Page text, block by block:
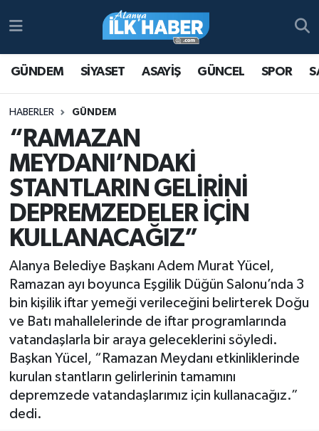
GÜNDEM SİYASET ASAYİŞ GÜNCEL SPOR
HABERLER GÜNDEM
“RAMAZAN
MEYDANI’NDAKİ
STANTLARIN GELİRİNİ
DEPREMZEDELER İÇİN
KULLANACAĞIZ”
Alanya Belediye Başkanı Adem Murat Yücel,
Ramazan ayı boyunca Eşgilik Düğün Salonu’nda 3
bin kişilik iftar yemeği verileceğini belirterek Doğu
ve Batı mahallelerinde de iftar programlarında
vatandaşlarla bir araya geleceklerini söyledi.
Başkan Yücel, “Ramazan Meydanı etkinliklerinde
kurulan stantların gelirlerinin tamamını
depremzede vatandaşlarımız için kullanacağız.”
dedi.
Antalya Nöbetçi Eczaneler
Antalya Namaz Vakitleri
Antalya Trafik Yoğunluk Haritası
Süper Lig Puan Durumu ve Fikstür
Tüm Manşetler
Son Dakika Haberleri
Haber Arşivi